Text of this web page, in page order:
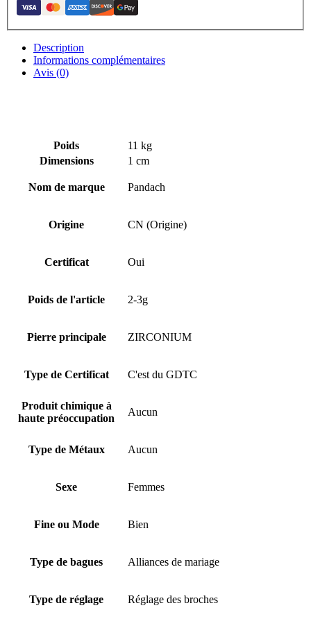
Description
Informations complémentaires
Avis (0)
Poids
11 kg
Dimensions
1 cm
Nom de marque Pandach
Origine CN (Origine)
Certificat Oui
Poids de l'article 2-3g
Pierre principale ZIRCONIUM
Type de Certificat C'est du GDTC
Produit chimique à
haute préoccupation
Aucun
Type de Métaux Aucun
Sexe Femmes
Fine ou Mode Bien
Type de bagues Alliances de mariage
Type de réglage Réglage des broches